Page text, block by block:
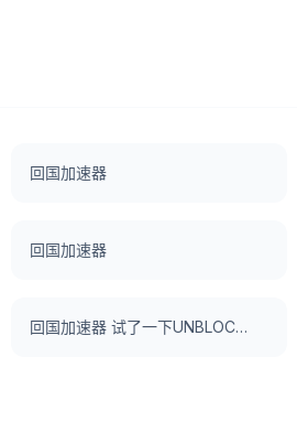
回国加速器
回国加速器
回国加速器 试了一下UNBLOCKCN，真好用。